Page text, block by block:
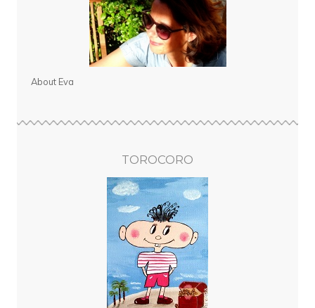
About Eva
TOROCORO